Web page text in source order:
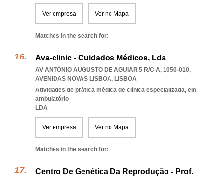
Ver empresa Ver no Mapa
Matches in the search for:
Ava-clinic - Cuidados Médicos, Lda
AV ANTÓNIO AUGUSTO DE AGUIAR 5 R/C A, 1050-010,
AVENIDAS NOVAS LISBOA, LISBOA
Atividades de prática médica de clínica especializada, em
ambulatório
LDA
Ver empresa Ver no Mapa
Matches in the search for:
Centro De Genética Da Reprodução - Prof.